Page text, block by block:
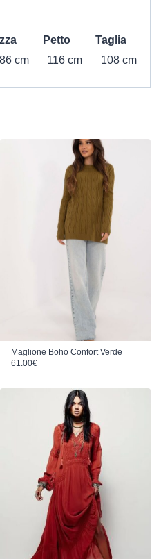
Petto
Taglia
86 cm 116 cm 108 cm
Maglione Boho Confort Verde
61.00€